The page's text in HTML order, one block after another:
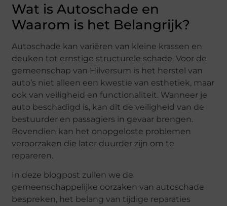
Wat is Autoschade en
Waarom is het Belangrijk?
Autoschade kan variëren van kleine krassen en
deuken tot ernstige structurele schade. Voor de
gemeenschap van Hilversum is het herstel van
auto’s niet alleen een kwestie van esthetiek, maar
ook van veiligheid en functionaliteit. Wanneer je
auto beschadigd is, kan dit de veiligheid van de
bestuurder en passagiers in gevaar brengen.
Bovendien kan het onopgeloste problemen
veroorzaken die later duurder zijn om te
repareren.
In deze blogpost zullen we de
gemeenschappelijke oorzaken van autoschade
bespreken, het belang van tijdige reparaties